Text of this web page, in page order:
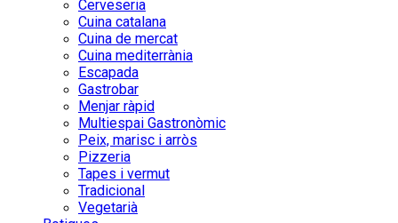
Cerveseria
Cuina catalana
Cuina de mercat
Cuina mediterrània
Escapada
Gastrobar
Menjar ràpid
Multiespai Gastronòmic
Peix, marisc i arròs
Pizzeria
Tapes i vermut
Tradicional
Vegetarià